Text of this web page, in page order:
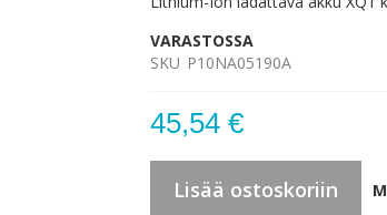
VARASTOSSA
SKU P10NA05190A
45,54 €
Lisää ostoskoriin